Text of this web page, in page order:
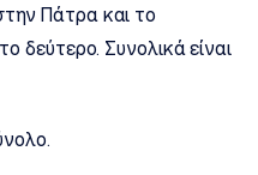
Πάτρα και το
δεύτερο. Συνολικά είναι